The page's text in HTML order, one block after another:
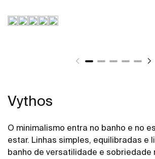
Vythos
O minimalismo entra no banho e no
estar. Linhas simples, equilibradas e
banho de versatilidade e sobriedade